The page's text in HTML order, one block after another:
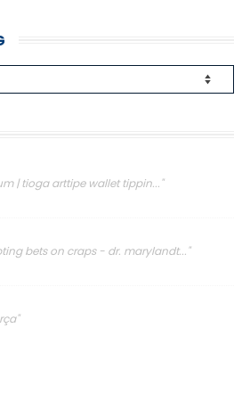
| tioga arttipe wallet tippin..."
bets on craps - dr. marylandt..."